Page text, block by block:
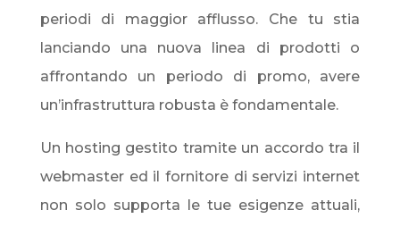
periodi di maggior afflusso. Che tu stia
lanciando una nuova linea di prodotti o
affrontando un periodo di promo, avere
un’infrastruttura robusta è fondamentale.
Un hosting gestito tramite un accordo tra il
webmaster ed il fornitore di servizi internet
non solo supporta le tue esigenze attuali,